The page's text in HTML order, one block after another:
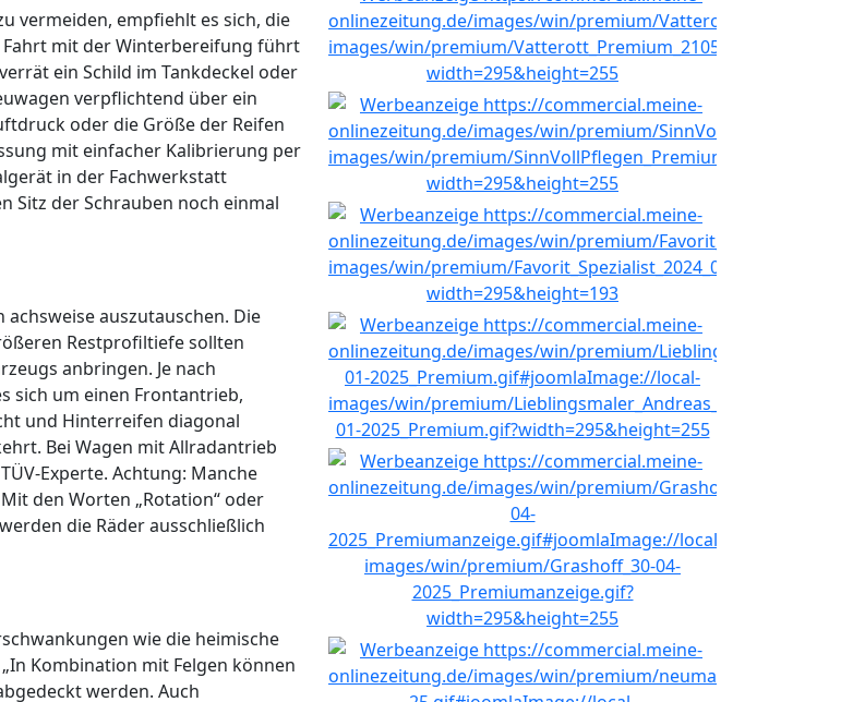
vermeiden, empfiehlt es sich, die
Fahrt mit der Winterbereifung führt
ein Schild im Tankdeckel oder
verpflichtend über ein
oder die Größe der Reifen
mit einfacher Kalibrierung per
in der Fachwerkstatt
Sitz der Schrauben noch einmal
auszutauschen. Die
Restprofiltiefe sollten
anbringen. Je nach
sich um einen Frontantrieb,
und Hinterreifen diagonal
Bei Wagen mit Allradantrieb
Experte. Achtung: Manche
den Worten „Rotation“ oder
die Räder ausschließlich
wie die heimische
Kombination mit Felgen können
werden. Auch